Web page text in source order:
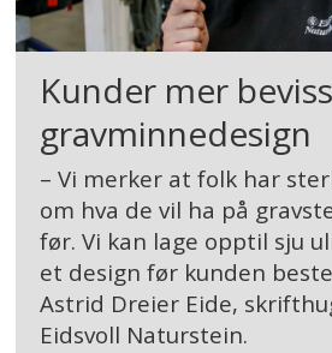
Kunder mer
gravminnedesign
– Vi merker at folk har
om hva de vil ha på
før. Vi kan lage opptil sju
et design før kunden
Astrid Dreier Eide,
Eidsvoll Naturstein.